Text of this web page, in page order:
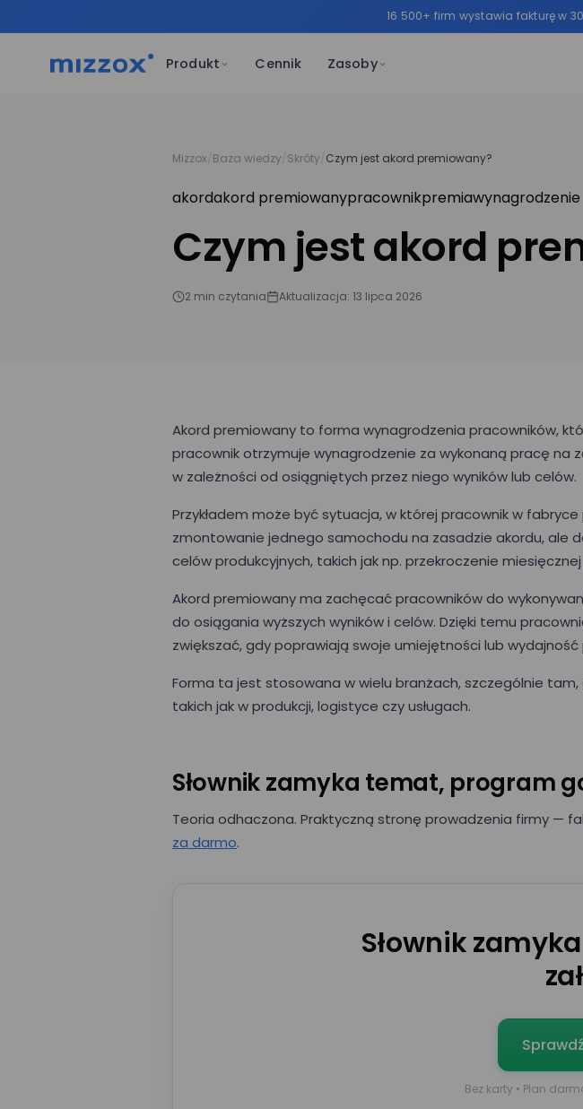
16 500+ firm wystawia fakturę w
Produkt Cennik Zasoby
Mizzox Baza wiedzy Skróty Czym jest akord premiowany?
akordakord premiowanypracownikpremiawynagrodzenie
Czym jest akord
2 min czytania Aktualizacja: 13 lipca 2026
Akord premiowany to forma wynagrodzenia pracowników,
pracownik otrzymuje wynagrodzenie za wykonaną pracę
w zależności od osiągniętych przez niego wyników lub celów.
Przykładem może być sytuacja, w której pracownik w
zmontowanie jednego samochodu na zasadzie akordu, ale
celów produkcyjnych, takich jak np. przekroczenie
Akord premiowany ma zachęcać pracowników do
do osiągania wyższych wyników i celów. Dzięki temu
zwiększać, gdy poprawiają swoje umiejętności lub wydajność
Forma ta jest stosowana w wielu branżach, szczególnie
takich jak w produkcji, logistyce czy usługach.
Słownik zamyka temat, program
Teoria odhaczona. Praktyczną stronę prowadzenia firmy —
za darmo.
Słownik
Bez karty • Plan
Umów